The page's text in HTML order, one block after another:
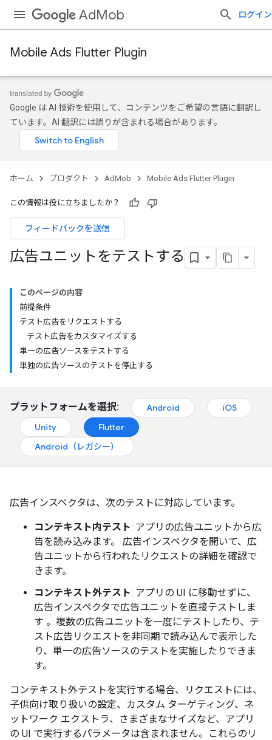
AdMob ログイン
Mobile Ads Flutter Plugin
Google は AI 技術を使用して、コンテンツをご希望の言語に翻訳し
ています。AI 翻訳には誤りが含まれる場合があります。
ホーム プロダクト AdMob Mobile Ads Flutter Plugin
この情報は役に立ちましたか？
フィードバックを送信
広告ユニットをテストする
このページの内容
前提条件
テスト広告をリクエストする
テスト広告をカスタマイズする
単一の広告ソースをテストする
単独の広告ソースのテストを停止する
プラットフォームを選択: Android
iOS
Unity
Flutter
Android（レガシー）
広告インスペクタは、次のテストに対応しています。
コンテキスト内テスト: アプリの広告ユニットから広
告を読み込みます。 広告インスペクタを開いて、広
告ユニットから行われたリクエストの詳細を確認で
きます。
コンテキスト外テスト: アプリの UI に移動せずに、
広告インスペクタで広告ユニットを直接テストしま
す 。複数の広告ユニットを一度にテストしたり、テ
スト広告リクエストを非同期で読み込んで表示した
り、単一の広告ソースのテストを実施したりできま
す。
コンテキスト外テストを実行する場合、リクエストには、
子供向け取り扱いの設定、カスタム ターゲティング、ネ
ットワーク エクストラ、さまざまなサイズなど、アプリ
の UI で実行するパラメータは含まれません。これらのリ